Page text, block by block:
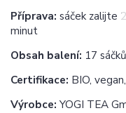
Příprava: sáček zalijte
minut
Obsah balení: 17
Certifikace: BIO,
Výrobce: YOGI TEA